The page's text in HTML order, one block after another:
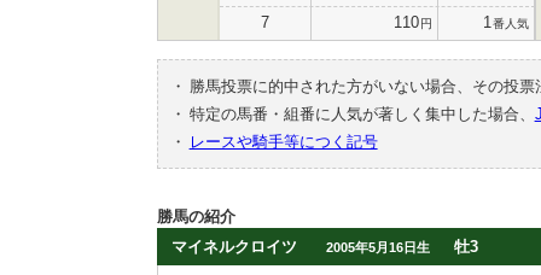
7 110円 1 番人気
・
勝馬投票に的中された方がいない場合、その投
・ 特定の馬番・組番に人気が著しく集中した場合、
・
レースや騎手等につく記号
勝馬の紹介
マイネルクロイツ
2005年5月16日生 牡3